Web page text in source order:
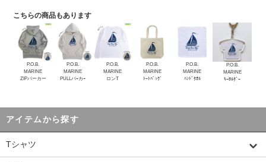
こちらの商品もあります
P.O.B.
MARINE
ZIPパーカー
P.O.B.
MARINE
PULLパｰカｰ
P.O.B.
MARINE
ロンT
P.O.B.
MARINE
ﾄｰﾄﾊﾞｯｸﾞ
P.O.B.
MARINE
ﾊﾝﾄﾞﾀｵﾙ
P.O.B.
MARINE
ｷｰﾎﾙﾀﾞｰ
アイテムから探す
Tシャツ